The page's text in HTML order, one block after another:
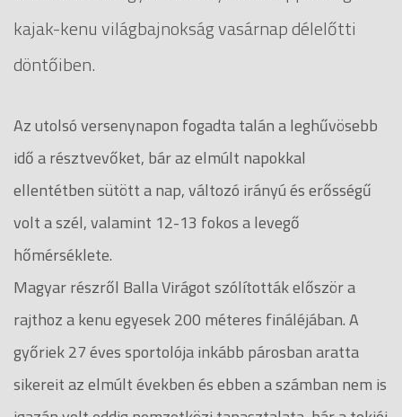
kajak-kenu világbajnokság vasárnap délelőtti
döntőiben.
Az utolsó versenynapon fogadta talán a leghűvösebb
idő a résztvevőket, bár az elmúlt napokkal
ellentétben sütött a nap, változó irányú és erősségű
volt a szél, valamint 12-13 fokos a levegő
hőmérséklete.
Magyar részről Balla Virágot szólították először a
rajthoz a kenu egyesek 200 méteres fináléjában. A
győriek 27 éves sportolója inkább párosban aratta
sikereit az elmúlt években és ebben a számban nem is